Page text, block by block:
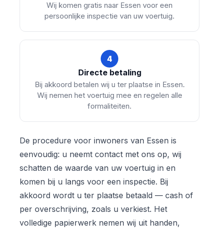
Wij komen gratis naar Essen voor een
persoonlijke inspectie van uw voertuig.
4
Directe betaling
Bij akkoord betalen wij u ter plaatse in Essen.
Wij nemen het voertuig mee en regelen alle
formaliteiten.
De procedure voor inwoners van Essen is
eenvoudig: u neemt contact met ons op, wij
schatten de waarde van uw voertuig in en
komen bij u langs voor een inspectie. Bij
akkoord wordt u ter plaatse betaald — cash of
per overschrijving, zoals u verkiest. Het
volledige papierwerk nemen wij uit handen,